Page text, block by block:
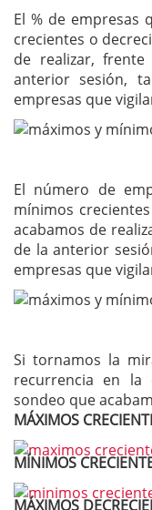
El % de empresas
crecientes o
de realizar,
anterior sesión,
empresas que
El número de
mínimos
acabamos de
de la anterior
empresas que
Si tornamos la
recurrencia en
sondeo que
MÁXIMOS
MÍNIMOS
MÁXIMOS